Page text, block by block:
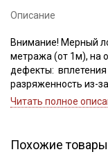
Описание
Внимание! Мерный
метража (от 1м), на
дефекты: вплетения
разряженность из-
загрязнения вдоль
менеджер для
комментариях к
Читать полное
Похожие товары